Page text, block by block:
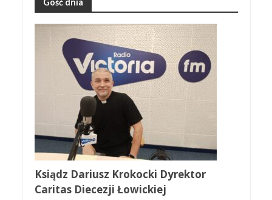
Gość dnia
Ksiądz Dariusz Krokocki Dyrektor
Caritas Diecezji Łowickiej